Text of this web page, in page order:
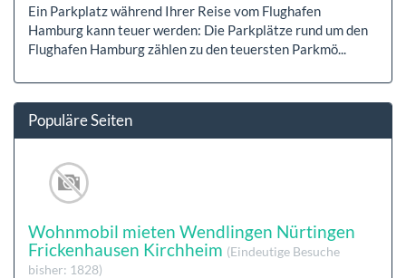
Ein Parkplatz während Ihrer Reise vom Flughafen
Hamburg kann teuer werden: Die Parkplätze rund um den
Flughafen Hamburg zählen zu den teuersten Parkmö...
Populäre Seiten
Wohnmobil mieten Wendlingen Nürtingen
Frickenhausen Kirchheim (Eindeutige Besuche
bisher: 1828)